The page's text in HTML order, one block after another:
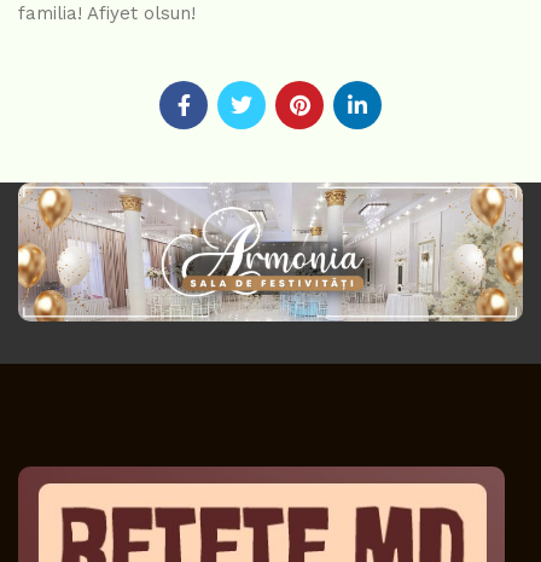
familia! Afiyet olsun!